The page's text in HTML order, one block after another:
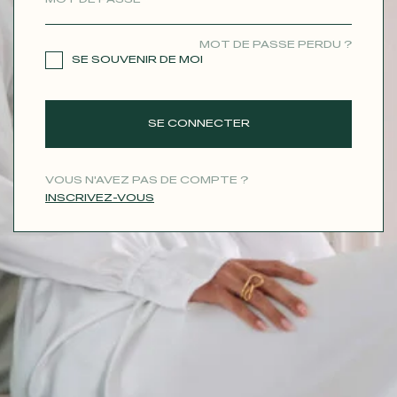
MOT DE PASSE PERDU ?
SE SOUVENIR DE MOI
SE CONNECTER
VOUS N'AVEZ PAS DE COMPTE ?
INSCRIVEZ-VOUS